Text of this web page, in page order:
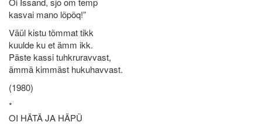
kasvai mano lõpõq!”
Väül kistu tõmmat tikk
kuulde ku et ämm ikk.
Päste kassi tuhkruravvast,
ämmä kimmäst hukuhavvast.
(1980)
*
OI HÄTÄ JA HÄPÜ